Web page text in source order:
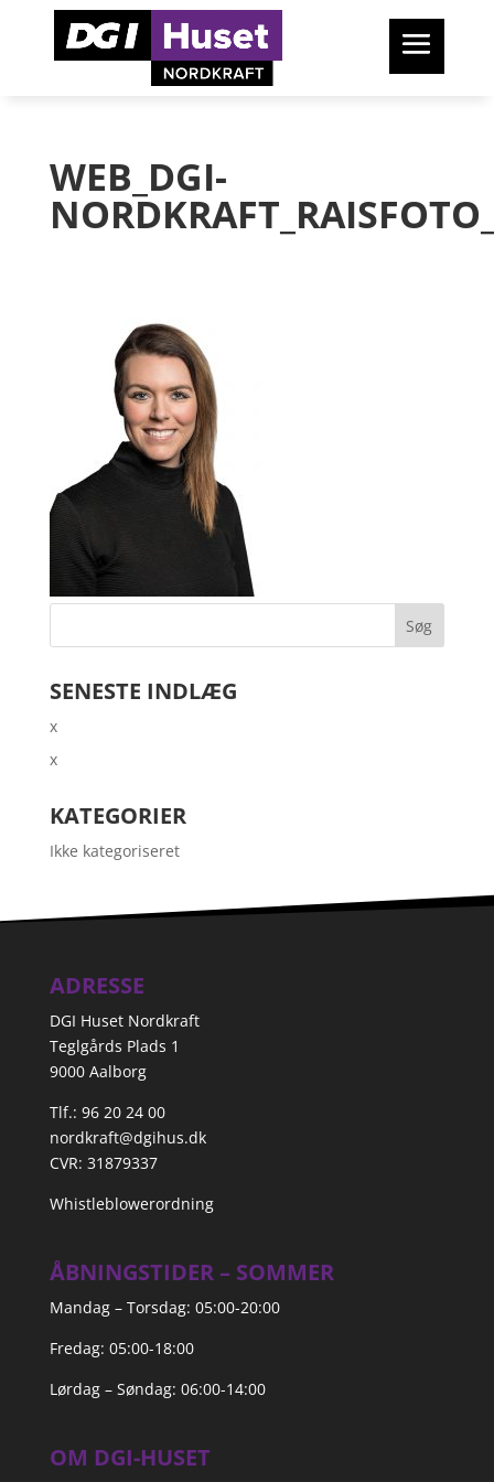
WEB_DGI-
SENESTE INDLÆG
x
x
KATEGORIER
Ikke kategoriseret
ADRESSE
DGI Huset Nordkraft
Teglgårds Plads 1
9000 Aalborg
Tlf.: 96 20 24 00
nordkraft@dgihus.dk
CVR: 31879337
Whistleblowerordning
ÅBNINGSTIDER – SOMMER
Mandag – Torsdag: 05:00-20:00
Fredag: 05:00-18:00
Lørdag – Søndag: 06:00-14:00
OM DGI-HUSET